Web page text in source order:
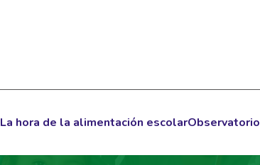
La hora de la alimentación escolarObservatorio